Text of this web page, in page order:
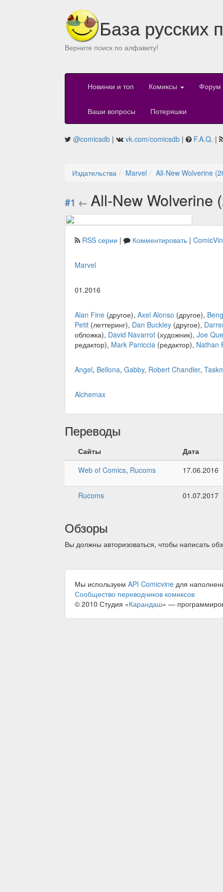
База русских
Верните поиск по алфавиту!
Новинки и топ Комиксы Форум
Ваши вопросы Потеряшки
@comicsdb | vk.com/comicsdb | F.A.Q. |
Издательства Marvel All-New Wolverine
#1 ← All-New Wolverine
RSS серии | Комментировать |
Marvel
01.2016
Alan Fine (другое), Axel Alonso (другое),
Petit (леттеринг), Dan Buckley (другое),
обложка), David Navarrot (художник), Joe
редактор), Mark Paniccia (редактор), Nathan
Angel, Bellona, Gabby, Robert Chandler,
Alchemax
Переводы
Сайты
Дата
Web of Comics, Rucoms 17.06.2016
Rucoms 01.07.2017
Обзоры
Вы должны авторизоваться, чтобы написать
Мы используем API Comicvine для
Сообщество переводчиков комиксов
© 2010 Студия «Карандаш» —